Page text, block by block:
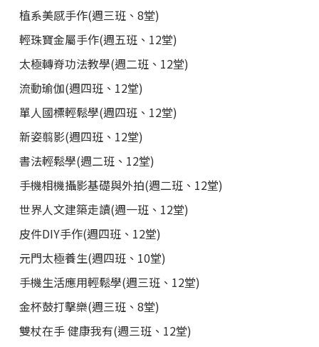
植系美感手作(週三班、8堂)
輕珠寶金屬手作(週五班、12堂)
太極轉脊功法教學(週二班、12堂)
流動瑜伽(週四班、12堂)
單人國標輕鬆學(週四班、12堂)
新姿翦影(週四班、12堂)
書法輕鬆學(週二班、12堂)
手機相機攝影基礎與外拍(週二班、12堂)
世界人文建築走讀(週一班、12堂)
皮件DIY手作(週四班、12堂)
元門太極養生(週四班、10堂)
手機生活應用輕鬆學(週三班、12堂)
金杯鼓打擊樂(週三班、8堂)
雙杖在手 健康我有(週三班、12堂)